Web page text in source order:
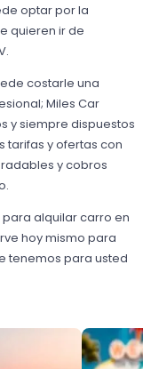
optar por la
quieren ir de
costarle una
Miles Car
y siempre dispuestos
tarifas y ofertas con
y cobros
alquilar carro en
hoy mismo para
tenemos para usted